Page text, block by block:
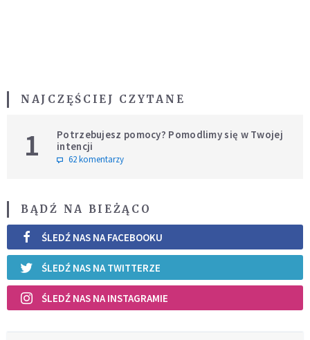
NAJCZĘŚCIEJ CZYTANE
1
Potrzebujesz pomocy? Pomodlimy się w Twojej
intencji
62 komentarzy
BĄDŹ NA BIEŻĄCO
ŚLEDŹ NAS NA FACEBOOKU
ŚLEDŹ NAS NA TWITTERZE
ŚLEDŹ NAS NA INSTAGRAMIE